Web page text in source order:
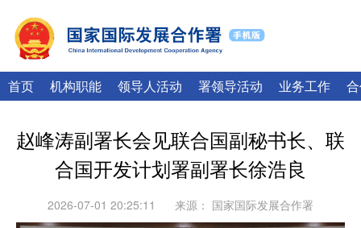
首页 机构职能 领导人活动 署领导活动 业务工作
赵峰涛副署长会见联合国副秘书长、联
合国开发计划署副署长徐浩良
2026-07-01 20:25:11 来源： 国家国际发展合作署